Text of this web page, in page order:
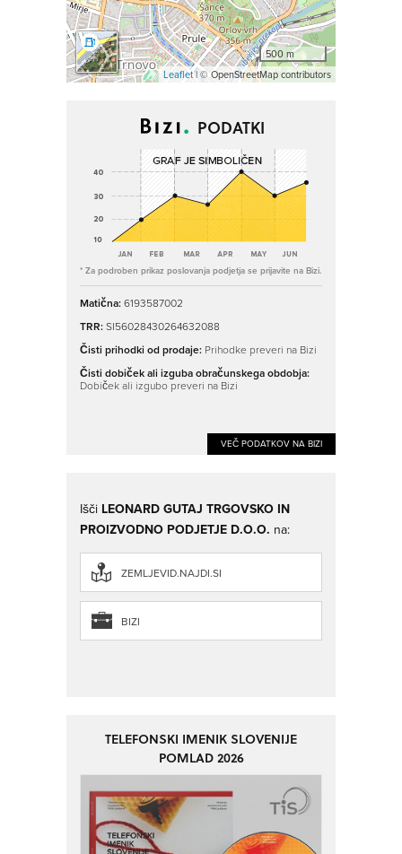
500 m
Leaflet| © OpenStreetMap contributors
PODATKI
* Za podroben prikaz poslovanja podjetja se prijavite na Bizi.
Matična:6193587002
TRR:SI56028430264632088
Čisti prihodki od prodaje: Prihodke preveri na Bizi
Čisti dobiček ali izguba obračunskega obdobja:
Dobiček ali izgubo preveri na Bizi
VEČ PODATKOV NA BIZI
Išči LEONARD GUTAJ TRGOVSKO IN
PROIZVODNO PODJETJE D.O.O. na:
ZEMLJEVID.NAJDI.SI
BIZI
TELEFONSKI IMENIK SLOVENIJE
POMLAD 2026